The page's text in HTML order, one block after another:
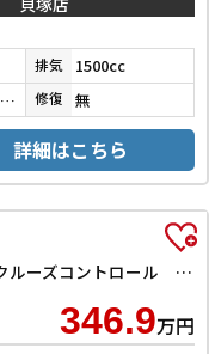
排気 1500cc
クリスタルブラックパール 修復 無
詳細はこちら
FC 4WD クリアランスソナー オートクルーズコントロール レーンアシスト 衝突被害軽減システム オートライト LEDヘッドランプ ヘッドライトウォッシャー アルミホイール スマートキー
346.9万円